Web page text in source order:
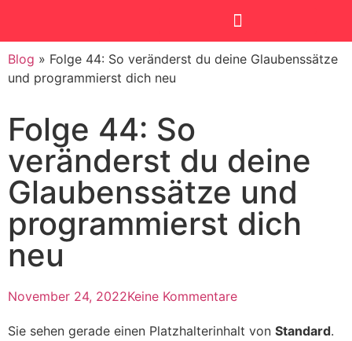
Blog » Folge 44: So veränderst du deine Glaubenssätze
und programmierst dich neu
Folge 44: So
veränderst du deine
Glaubenssätze und
programmierst dich
neu
November 24, 2022Keine Kommentare
Sie sehen gerade einen Platzhalterinhalt von Standard.